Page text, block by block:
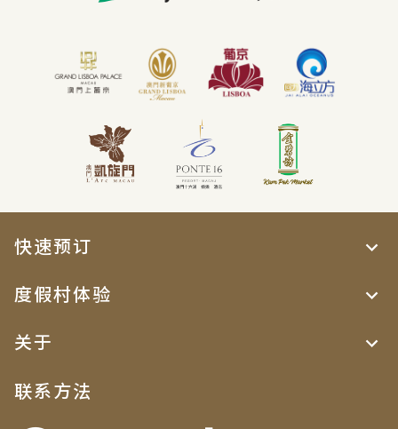
快速预订
度假村体验
关于
联系方法